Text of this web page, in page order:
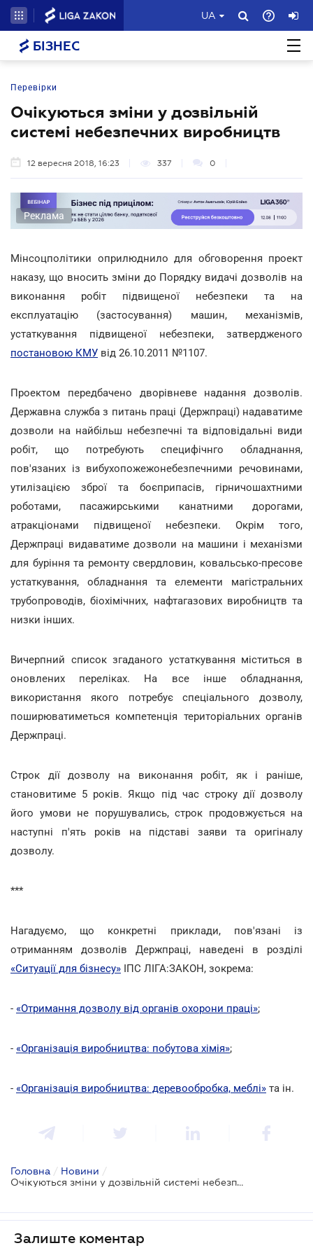
UA
БІЗНЕС
Перевірки
Очікуються зміни у дозвільній
системі небезпечних виробництв
12 вересня 2018, 16:23 337 0
Реклама
Мінсоцполітики оприлюднило для обговорення проект
наказу, що вносить зміни до Порядку видачі дозволів на
виконання робіт підвищеної небезпеки та на
експлуатацію (застосування) машин, механізмів,
устаткування підвищеної небезпеки, затвердженого
постановою КМУ від 26.10.2011 №1107.
Проектом передбачено дворівневе надання дозволів.
Державна служба з питань праці (Держпраці) надаватиме
дозволи на найбільш небезпечні та відповідальні види
робіт, що потребують специфічнго обладнання,
пов'язаних із вибухопожежонебезпечними речовинами,
утилізацією зброї та боєприпасів, гірничошахтними
роботами, пасажирськими канатними дорогами,
атракціонами підвищеної небезпеки. Окрім того,
Держпраці видаватиме дозволи на машини і механізми
для буріння та ремонту свердловин, ковальсько-пресове
устаткування, обладнання та елементи магістральних
трубопроводів, біохімічних, нафтагазових виробництв та
низки інших.
Вичерпний список згаданого устаткування міститься в
оновлених переліках. На все інше обладнання,
використання якого потребує спеціального дозволу,
поширюватиметься компетенція територіальних органів
Держпраці.
Строк дії дозволу на виконання робіт, як і раніше,
становитиме 5 років. Якщо під час строку дії дозволу
його умови не порушувались, строк продовжується на
наступні п'ять років на підставі заяви та оригіналу
дозволу.
***
Нагадуємо, що конкретні приклади, пов'язані із
отриманням дозволів Держпраці, наведені в розділі
«Ситуації для бізнесу» ІПС ЛІГА:ЗАКОН, зокрема:
- «Отримання дозволу від органів охорони праці»;
- «Організація виробництва: побутова хімія»;
- «Організація виробництва: деревообробка, меблі» та ін.
Головна / Новини /
Очікуються зміни у дозвільній системі небезпечних виробництв
Залиште коментар